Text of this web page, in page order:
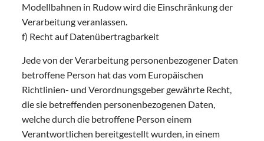
Modellbahnen in Rudow wird die Einschränkung der
Verarbeitung veranlassen.
f) Recht auf Datenübertragbarkeit
Jede von der Verarbeitung personenbezogener Daten
betroffene Person hat das vom Europäischen
Richtlinien- und Verordnungsgeber gewährte Recht,
die sie betreffenden personenbezogenen Daten,
welche durch die betroffene Person einem
Verantwortlichen bereitgestellt wurden, in einem